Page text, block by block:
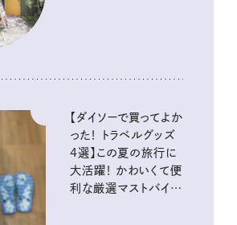
【ダイソーで買ってよか
った！ トラベルグッズ
4選】この夏の旅行に
大活躍！ かわいくて便
利な厳選マストバイア